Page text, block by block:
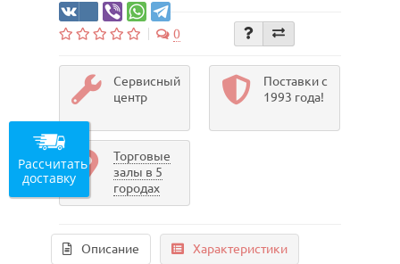
0
Сервисный
центр
Поставки с
1993 года!
Торговые
залы в 5
городах
Описание Характеристики
Рассчитать
доставку